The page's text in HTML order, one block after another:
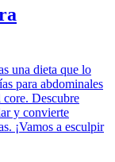
una dieta que lo
para abdominales
core. Descubre
y convierte
¡Vamos a esculpir